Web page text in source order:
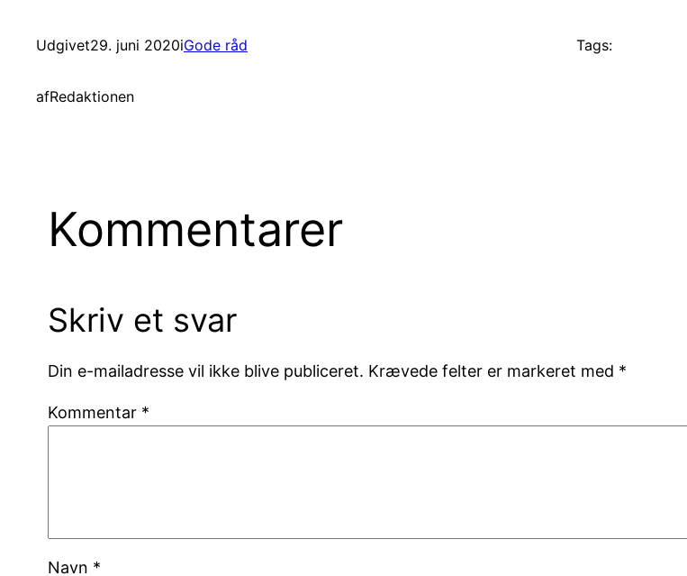
Udgivet29. juni 2020iGode råd
afRedaktionen
Tags:
Kommentarer
Skriv et svar
Din e-mailadresse vil ikke blive publiceret. Krævede felter er markeret med *
Kommentar *
Navn *